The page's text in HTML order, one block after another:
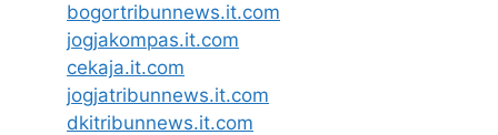
bogortribunnews.it.com
jogjakompas.it.com
cekaja.it.com
jogjatribunnews.it.com
dkitribunnews.it.com